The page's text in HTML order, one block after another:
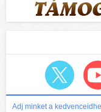
Adj minket a